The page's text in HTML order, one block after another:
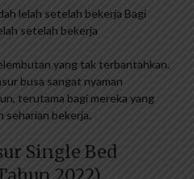
lelah setelah bekerja Bagi
setelah bekerja
yang tak terbantahkan.
busa sangat nyaman
terutama bagi mereka yang
seharian bekerja.
Single Bed